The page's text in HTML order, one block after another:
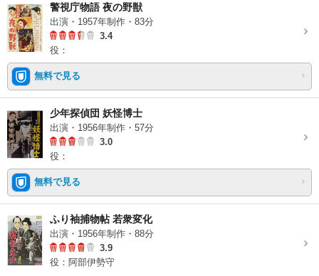
警視庁物語 夜の野獣
出演・1957年制作・83分
3.4
役：
無料で見る
少年探偵団 妖怪博士
出演・1956年制作・57分
3.0
役：
無料で見る
ふり袖捕物帖 若衆変化
出演・1956年制作・88分
3.9
役：阿部伊勢守